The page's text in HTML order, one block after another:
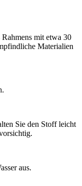
mit etwa 30
Materialien
Sie den Stoff leicht
aus.